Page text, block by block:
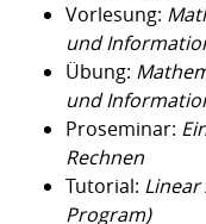
Vorlesung:
und
Übung:
und
Proseminar:
Rechnen
Tutorial:
Program)